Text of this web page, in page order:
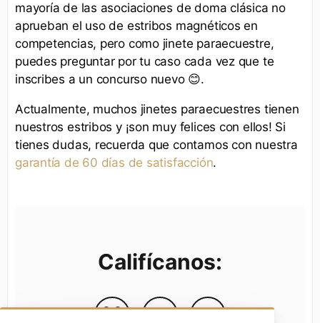
mayoría de las asociaciones de doma clásica no
aprueban el uso de estribos magnéticos en
competencias, pero como jinete paraecuestre,
puedes preguntar por tu caso cada vez que te
inscribes a un concurso nuevo 😊.
Actualmente, muchos jinetes paraecuestres tienen
nuestros estribos y ¡son muy felices con ellos! Si
tienes dudas, recuerda que contamos con nuestra
garantía de 60 días de satisfacción.
Califícanos: